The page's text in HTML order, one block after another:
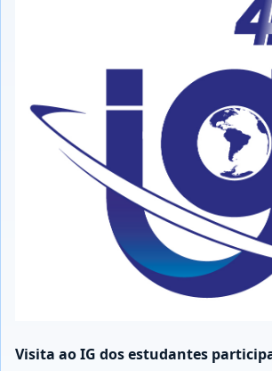
Visita ao IG dos estudantes